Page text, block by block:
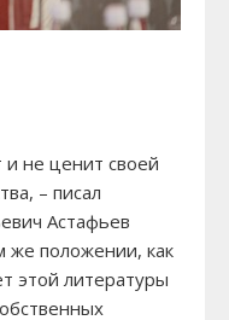
не ценит своей
– писал
Астафьев
же положении, как
этой литературы